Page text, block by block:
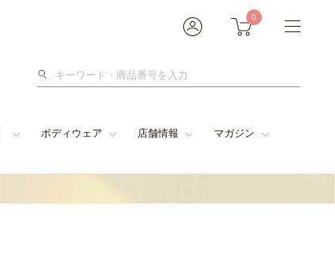
0
検
ボディウェア 店舗情報 マガジン